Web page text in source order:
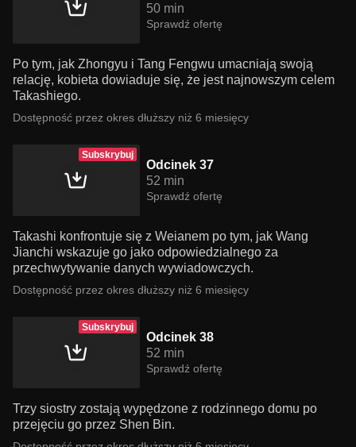
50 min
Sprawdź ofertę
Po tym, jak Zhongyu i Tang Fengwu umacniają swoją
relację, kobieta dowiaduje się, że jest najnowszym celem
Takashiego.
Dostępność przez okres dłuższy niż 6 miesięcy
Subskrybuj
Odcinek 37
52 min
Sprawdź ofertę
Takashi konfrontuje się z Weianem po tym, jak Wang
Jianchi wskazuje go jako odpowiedzialnego za
przechwytywanie danych wywiadowczych.
Dostępność przez okres dłuższy niż 6 miesięcy
Subskrybuj
Odcinek 38
52 min
Sprawdź ofertę
Trzy siostry zostają wypędzone z rodzinnego domu po
przejęciu go przez Shen Bin.